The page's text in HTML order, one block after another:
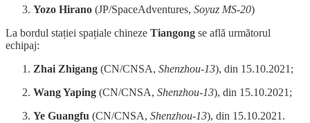
Yozo Hirano (JP/SpaceAdventures, Soyuz MS-20)
La bordul stației spațiale chineze Tiangong se află următorul
echipaj:
Zhai Zhigang (CN/CNSA, Shenzhou-13), din 15.10.2021;
Wang Yaping (CN/CNSA, Shenzhou-13), din 15.10.2021;
Ye Guangfu (CN/CNSA, Shenzhou-13), din 15.10.2021.